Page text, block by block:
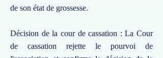
de son état de grossesse.
Décision de la cour de cassation : La Cour
de cassation rejette le pourvoi de